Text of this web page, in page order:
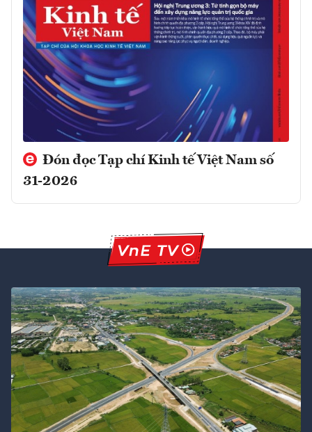
Đón đọc Tạp chí Kinh tế Việt Nam số
31-2026